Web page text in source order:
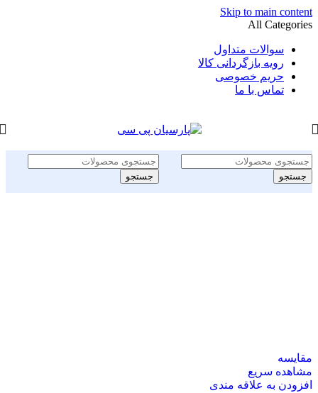
Skip to main content
All Categories
سوالات متداول
رویه بازگردانی کالا
حریم خصوصی
تماس با ما
جستجو جستجو
مقایسه
مشاهده سریع
افزودن به علاقه مندی